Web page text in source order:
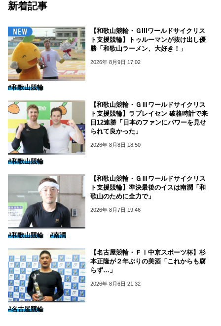
新着記事
【和歌山競輪・ＧIIIワールドサイクリス
ト支援競輪】トゥルーマンが抜け出し優
勝「和歌山ラーメン、大好き！」
2026年 8月9日 17:02
#和歌山競輪
【和歌山競輪・ＧⅢワールドサイクリス
ト支援競輪】ラブレイセン 破格時計で来
日12連勝「日本のファンにパワーを見せ
られて良かった」
2026年 8月8日 18:50
#和歌山競輪
【和歌山競輪・ＧⅢワールドサイクリス
ト支援競輪】準決最後のイスは南潤「和
歌山のために全力で」
2026年 8月7日 19:46
#和歌山競輪 #南潤
【名古屋競輪・ＦⅠ中京スポーツ杯】杉
本正隆が２年ぶりの美酒「これからも腐
らず…」
2026年 8月6日 21:32
#名古屋競輪